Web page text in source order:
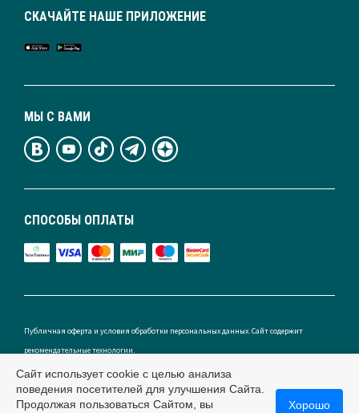
СПОСОБЫ ОПЛАТЫ
МЫ С ВАМИ
СКАЧАЙТЕ НАШЕ ПРИЛОЖЕНИЕ
Публичная оферта и условия обработки персональных данных. Сайт содержит
рекомендательные технологии.
Сайт использует cookie с целью анализа
поведения посетителей для улучшения Сайта.
Продолжая пользоваться Сайтом, вы
Хорошо